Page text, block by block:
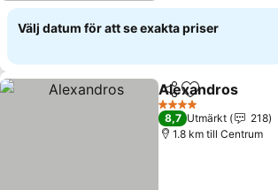
Välj datum för att se exakta priser
Dela Lägg till i
Alexandros
4 Stjärnor
8,7 Utmärkt
218
1.8 km till Centrum